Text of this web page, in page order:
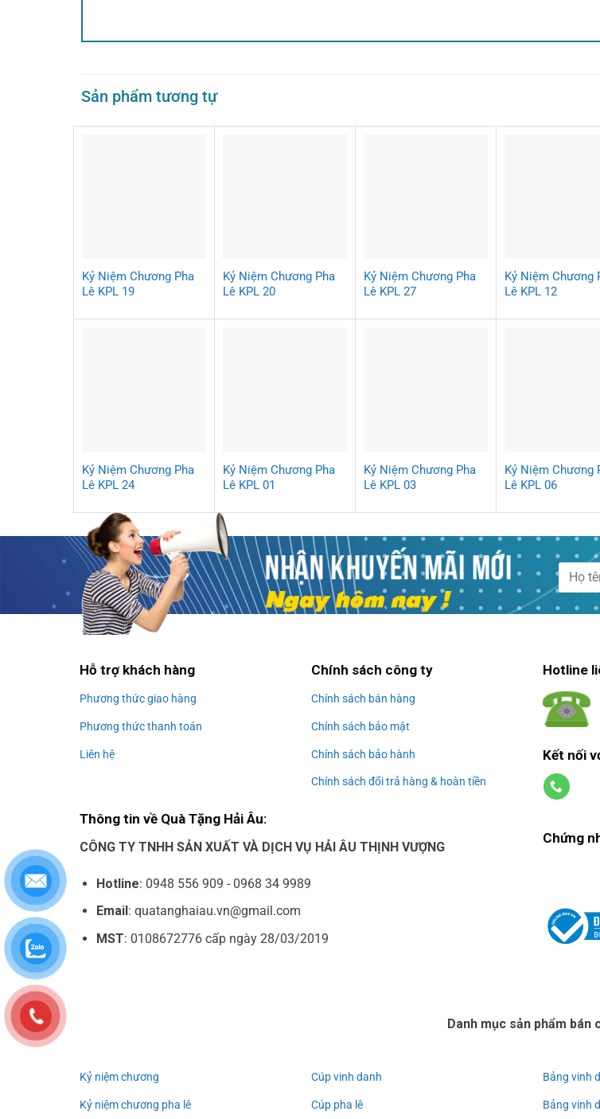
Sản phẩm tương tự
Kỷ Niệm Chương Pha
Lê KPL 19
Kỷ Niệm Chương Pha
Lê KPL 20
Kỷ Niệm Chương Pha
Lê KPL 27
Kỷ Niệm Chương
Lê KPL 12
Kỷ Niệm Chương Pha
Lê KPL 24
Kỷ Niệm Chương Pha
Lê KPL 01
Kỷ Niệm Chương Pha
Lê KPL 03
Kỷ Niệm Chương
Lê KPL 06
Hỗ trợ khách hàng
Phương thức giao hàng
Phương thức thanh toán
Liên hệ
Chính sách công ty
Chính sách bán hàng
Chính sách bảo mật
Chính sách bảo hành
Chính sách đổi trả hàng & hoàn tiền
Thông tin về Quà Tặng Hải Âu:
CÔNG TY TNHH SẢN XUẤT VÀ DỊCH VỤ HẢI ÂU THỊNH VƯỢNG
Hotline: 0948 556 909 - 0968 34 9989
Email : quatanghaiau.vn@gmail.com
MST: 0108672776 cấp ngày 28/03/2019
Hotline
Kết nối
Chứng
Danh mục sản phẩm bán
Kỷ niệm chương
Kỷ niệm chương pha lê
Cúp vinh danh
Cúp pha lê
Bảng vinh
Bảng vinh